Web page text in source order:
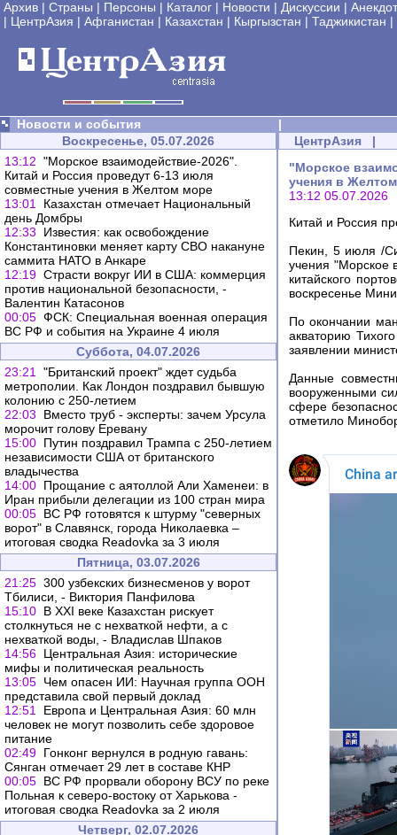
Архив | Страны | Персоны | Каталог | Новости | Дискуссии |
| ЦентрАзия | Афганистан | Казахстан | Кыргызстан | Таджикистан |
Новости и события
|
Воскресенье, 05.07.2026
13:12 "Морское взаимодействие-2026".
Китай и Россия проведут 6-13 июля
совместные учения в Желтом море
13:01
Казахстан отмечает Национальный
день Домбры
12:33
Известия: как освобождение
Константиновки меняет карту СВО накануне
саммита НАТО в Анкаре
12:19 Страсти вокруг ИИ в США: коммерция
против национальной безопасности, -
Валентин Катасонов
00:05 ФСК: Специальная военная операция
ВС РФ и события на Украине 4 июля
Суббота, 04.07.2026
23:21
"Британский проект" ждет судьба
метрополии. Как Лондон поздравил бывшую
колонию с 250-летием
22:03
Вместо труб - эксперты: зачем Урсула
морочит голову Еревану
15:00 Путин поздравил Трампа с 250-летием
независимости США от британского
владычества
14:00 Прощание с аятоллой Али Хаменеи: в
Иран прибыли делегации из 100 стран мира
00:05 ВС РФ готовятся к штурму "северных
ворот" в Славянск, города Николаевка –
итоговая сводка Readovka за 3 июля
Пятница, 03.07.2026
21:25 300 узбекских бизнесменов у ворот
Тбилиси, - Виктория Панфилова
15:10 В XXI веке Казахстан рискует
столкнуться не с нехваткой нефти, а с
нехваткой воды, - Владислав Шпаков
14:56 Центральная Азия: исторические
мифы и политическая реальность
13:05 Чем опасен ИИ: Научная группа ООН
представила свой первый доклад
12:51
Европа и Центральная Азия: 60 млн
человек не могут позволить себе здоровое
питание
02:49 Гонконг вернулся в родную гавань:
Сянган отмечает 29 лет в составе КНР
00:05 ВС РФ прорвали оборону ВСУ по реке
Польная к северо-востоку от Харькова -
итоговая сводка Readovka за 2 июля
Четверг, 02.07.2026
ЦентрАзия |
"Морское
учения в
13:12 05.07.2026
Китай и Россия
Пекин, 5 июля /
учения "Морское
китайского
воскресенье
По окончании
акваторию
заявлении
Данные
вооруженными
сфере
отметило